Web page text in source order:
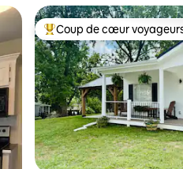
Coups de cœur voyageurs
Coup de cœur